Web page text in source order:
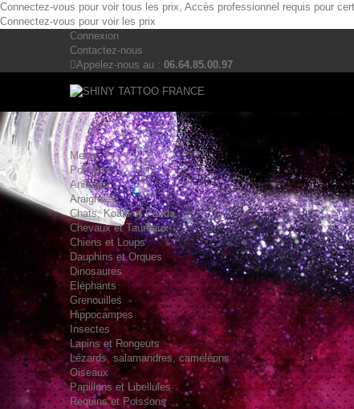
Connectez-vous pour voir tous les prix, Accès professionnel requis pour
Connectez-vous pour voir les prix
Connexion
Contactez-nous
Appelez-nous au : 06.64.85.00.97
Menu
Pochoirs
Animaux
Araignées
Chats, Koala et Panda
Chevaux et Taureaux
Chiens et Loups
Dauphins et Orques
Dinosaures
Eléphants
Grenouilles
Hippocampes
Insectes
Lapins et Rongeurs
Lézards, salamandres, caméléons
Oiseaux
Papillons et Libellules
Requins et Poissons